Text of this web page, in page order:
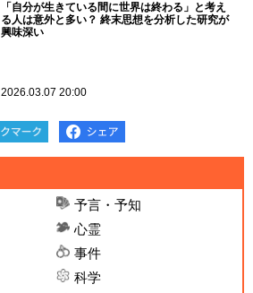
「自分が生きている間に世界は終わる」と考え
る人は意外と多い？ 終末思想を分析した研究が
興味深い
2026.03.07 20:00
予言・予知
心霊
事件
科学